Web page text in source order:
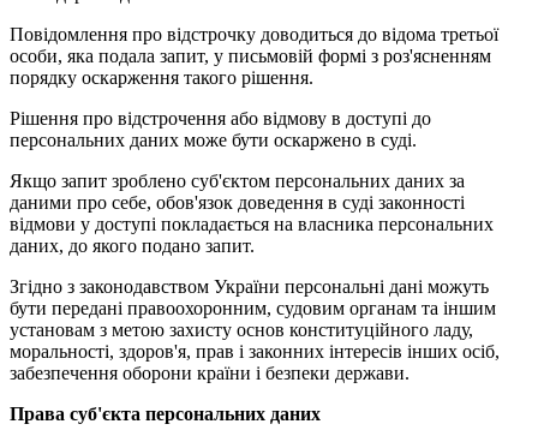
Повідомлення про відстрочку доводиться до відома третьої
особи, яка подала запит, у письмовій формі з роз'ясненням
порядку оскарження такого рішення.
Рішення про відстрочення або відмову в доступі до
персональних даних може бути оскаржено в суді.
Якщо запит зроблено суб'єктом персональних даних за
даними про себе, обов'язок доведення в суді законності
відмови у доступі покладається на власника персональних
даних, до якого подано запит.
Згідно з законодавством України персональні дані можуть
бути передані правоохоронним, судовим органам та іншим
установам з метою захисту основ конституційного ладу,
моральності, здоров'я, прав і законних інтересів інших осіб,
забезпечення оборони країни і безпеки держави.
Права суб'єкта персональних даних